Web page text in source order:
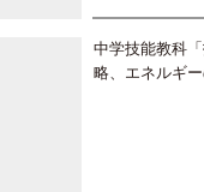
中学技能教科
略、エネルギ